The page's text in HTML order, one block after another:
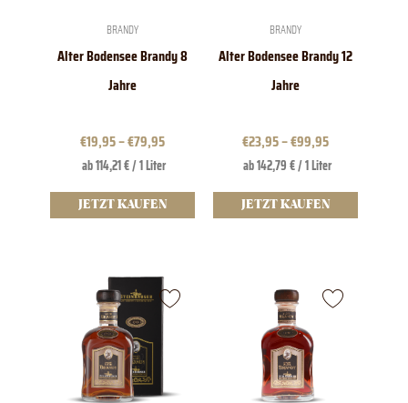
BRANDY
Alter Bodensee Brandy 8
Jahre
€19,95–€79,95
ab 114,21 € / 1 Liter
JETZT KAUFEN
der
gewählt
BRANDY
Alter Bodensee Brandy 12
Jahre
€23,95–€99,95
ab 142,79 € / 1 Liter
JETZT KAUFEN
der
gewählt
Dieses
Produkt
mehrere
Varianten
auf.
Die
Optionen